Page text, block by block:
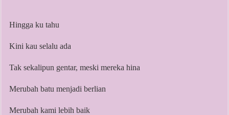
Hingga ku tahu
Kini kau selalu ada
Tak sekalipun gentar, meski mereka hina
Merubah batu menjadi berlian
Merubah kami lebih baik